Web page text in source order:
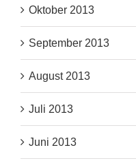
Oktober 2013
September 2013
August 2013
Juli 2013
Juni 2013